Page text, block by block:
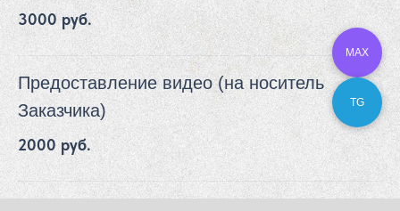
3000 руб.
Предоставление видео (на носитель
Заказчика)
2000 руб.
MAX
TG